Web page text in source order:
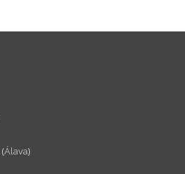
(Álava)